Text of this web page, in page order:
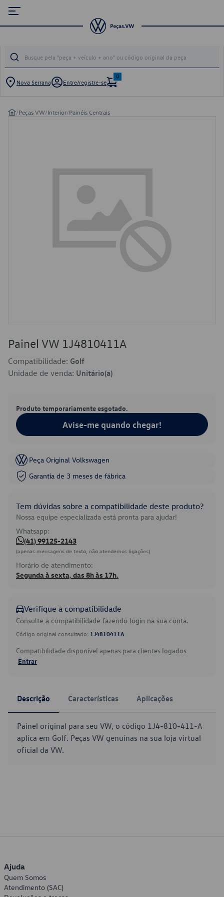
Nova Serrana Entre/registre-se
0
/Peças VW/Interior/Painéis Centrais
Painel VW 1J4810411A
Compatibilidade: Golf
Unidade de venda: Unitário(a)
Produto temporariamente esgotado.
Avise-me quando chegar!
Peça Original Volkswagen
Garantia de 3 meses de fábrica
Tem dúvidas sobre a compatibilidade deste produto?
Nossa equipe especializada está pronta para ajudar!
Whatsapp:
(41) 99125-2143
(apenas mensagens de texto, não atendemos ligações)
Horário de atendimento:
Segunda à sexta, das 8h às 17h.
Verifique a compatibilidade
Consulte a compatibilidade fazendo login na sua conta.
Código original consultado: 1J4810411A
Compatibilidade disponível apenas para clientes logados.
Entrar
Descrição Características Aplicações
Painel original para seu VW, o código 1J4-810-411-A
aplica em Golf. Peças VW genuínas na sua loja virtual
oficial da VW.
Ajuda
Quem Somos
Atendimento (SAC)